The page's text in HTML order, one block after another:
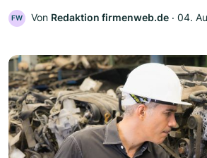
FW Von Redaktion firmenweb.de ‧ 04.